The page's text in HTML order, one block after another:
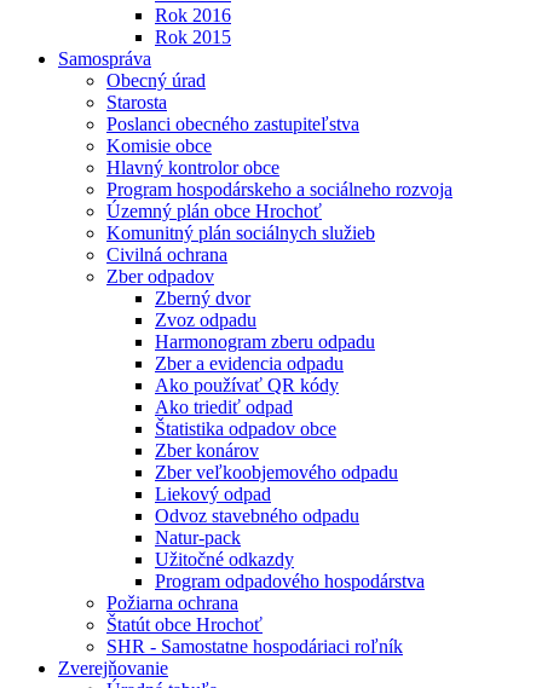
Rok 2016
Rok 2015
Samospráva
Obecný úrad
Starosta
Poslanci obecného zastupiteľstva
Komisie obce
Hlavný kontrolor obce
Program hospodárskeho a sociálneho rozvoja
Územný plán obce Hrochoť
Komunitný plán sociálnych služieb
Civilná ochrana
Zber odpadov
Zberný dvor
Zvoz odpadu
Harmonogram zberu odpadu
Zber a evidencia odpadu
Ako používať QR kódy
Ako triediť odpad
Štatistika odpadov obce
Zber konárov
Zber veľkoobjemového odpadu
Liekový odpad
Odvoz stavebného odpadu
Natur-pack
Užitočné odkazdy
Program odpadového hospodárstva
Požiarna ochrana
Štatút obce Hrochoť
SHR - Samostatne hospodáriaci roľník
Zverejňovanie